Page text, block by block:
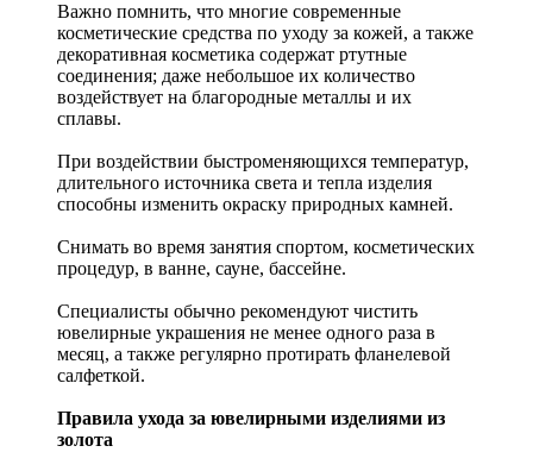
Важно помнить, что многие современные
косметические средства по уходу за кожей, а также
декоративная косметика содержат ртутные
соединения; даже небольшое их количество
воздействует на благородные металлы и их
сплавы.
При воздействии быстроменяющихся температур,
длительного источника света и тепла изделия
способны изменить окраску природных камней.
Снимать во время занятия спортом, косметических
процедур, в ванне, сауне, бассейне.
Специалисты обычно рекомендуют чистить
ювелирные украшения не менее одного раза в
месяц, а также регулярно протирать фланелевой
салфеткой.
Правила ухода за ювелирными изделиями из
золота